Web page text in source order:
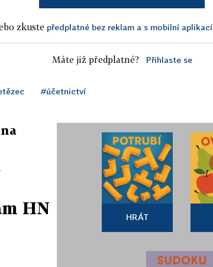
zkuste předplatné bez reklam a s mobilní aplikací
Máte již předplatné? Přihlaste se
#účetnictví
HN
HRÁT